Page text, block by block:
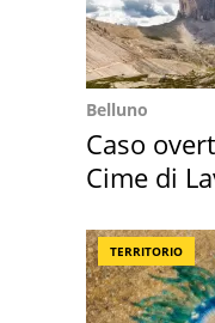
Belluno
Caso
Cime di
TERRITORIO